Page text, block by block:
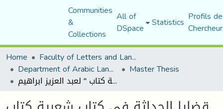
Communities
&
Collections
All of
DSpace Statistics Profils
Home
Faculty of Letters and Languages
Department of Arabic Language and Literature Master Thesis
قضايا الحداثة في كتاب شعرية كتاب " لعبد العزيز ابراهيم"